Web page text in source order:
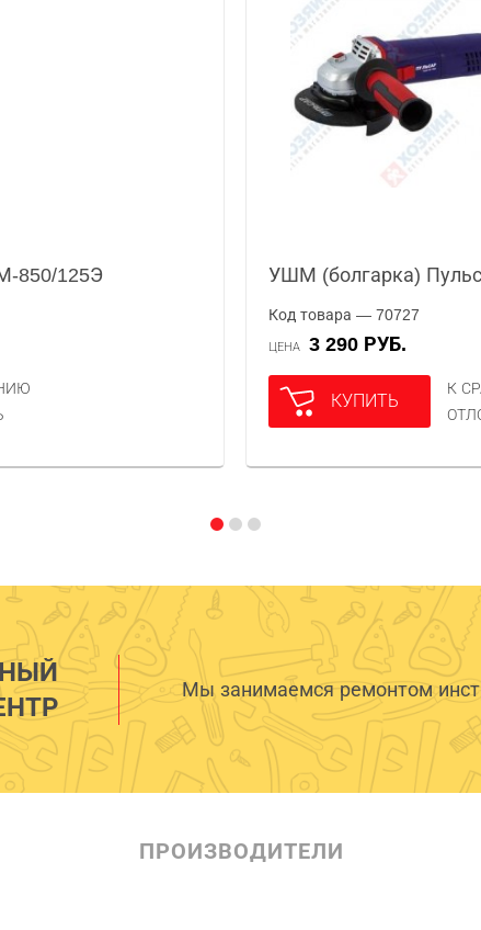
850/125Э УШМ (болгарка)
Код товара — 70727
ЦЕНА 3 290 РУБ.
КУПИТЬ
К
Мы занимаемся ремонтом
ПРОИЗВОДИТЕЛИ